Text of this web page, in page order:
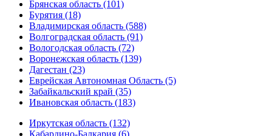
Брянская область (101)
Бурятия (18)
Владимирская область (588)
Волгоградская область (91)
Вологодская область (72)
Воронежская область (139)
Дагестан (23)
Еврейская Автономная Область (5)
Забайкальский край (35)
Ивановская область (183)
Иркутская область (132)
Кабардино-Балкария (6)